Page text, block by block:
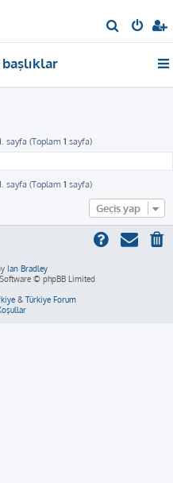
r
. sayfa (Toplam 1 sayfa)
. sayfa (Toplam 1 sayfa)
Geçiş yap
Ian Bradley
© phpBB Limited
& Türkiye Forum